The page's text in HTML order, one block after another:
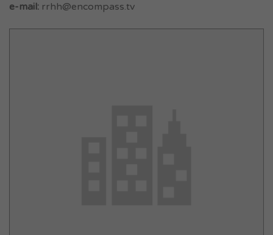
e-mail: rrhh@encompass.tv